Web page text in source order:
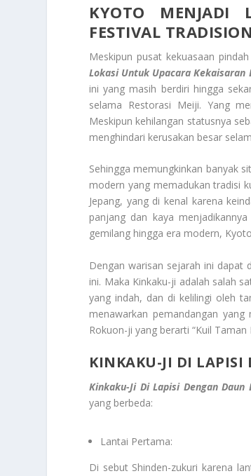
KYOTO MENJADI
FESTIVAL
Meskipun pusat kekuasaan
Lokasi Untuk Upacara Kekaisaran
ini yang masih berdiri hingga
selama Restorasi Meiji. Yang
Meskipun kehilangan statusnya
menghindari kerusakan besar
Sehingga memungkinkan banyak
modern yang memadukan tradisi
Jepang, yang di kenal karena
panjang dan kaya
gemilang hingga era modern,
Dengan warisan sejarah ini dapat
ini. Maka Kinkaku-ji adalah salah
yang indah, dan di kelilingi oleh
menawarkan pemandangan
Rokuon-ji yang berarti “Kuil
KINKAKU-JI DI LAPISI
Kinkaku-Ji Di Lapisi Dengan Daun
yang berbeda:
Lantai Pertama:
Di sebut Shinden-zukuri karena